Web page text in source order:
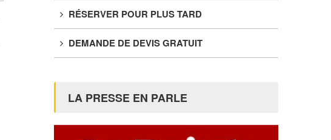
RÉSERVER POUR PLUS TARD
DEMANDE DE DEVIS GRATUIT
LA PRESSE EN PARLE